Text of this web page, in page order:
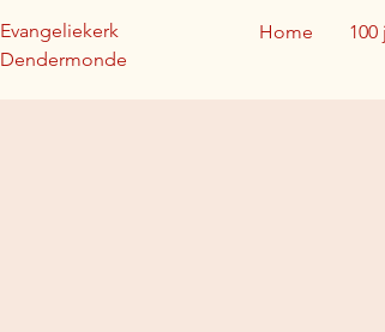
Evangeliekerk
Dendermonde
Home 100